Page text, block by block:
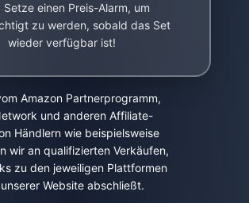
einen Preis-Alarm, um
zu werden, sobald das Set
wieder verfügbar ist!
Amazon Partnerprogramm,
und anderen Affiliate-
Händlern wie beispielsweise
wir an qualifizierten Verkäufen,
zu den jeweiligen Plattformen
Website abschließt.